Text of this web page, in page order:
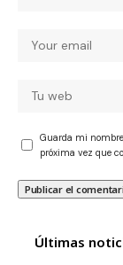
Guarda mi
próxima vez que
Últimas